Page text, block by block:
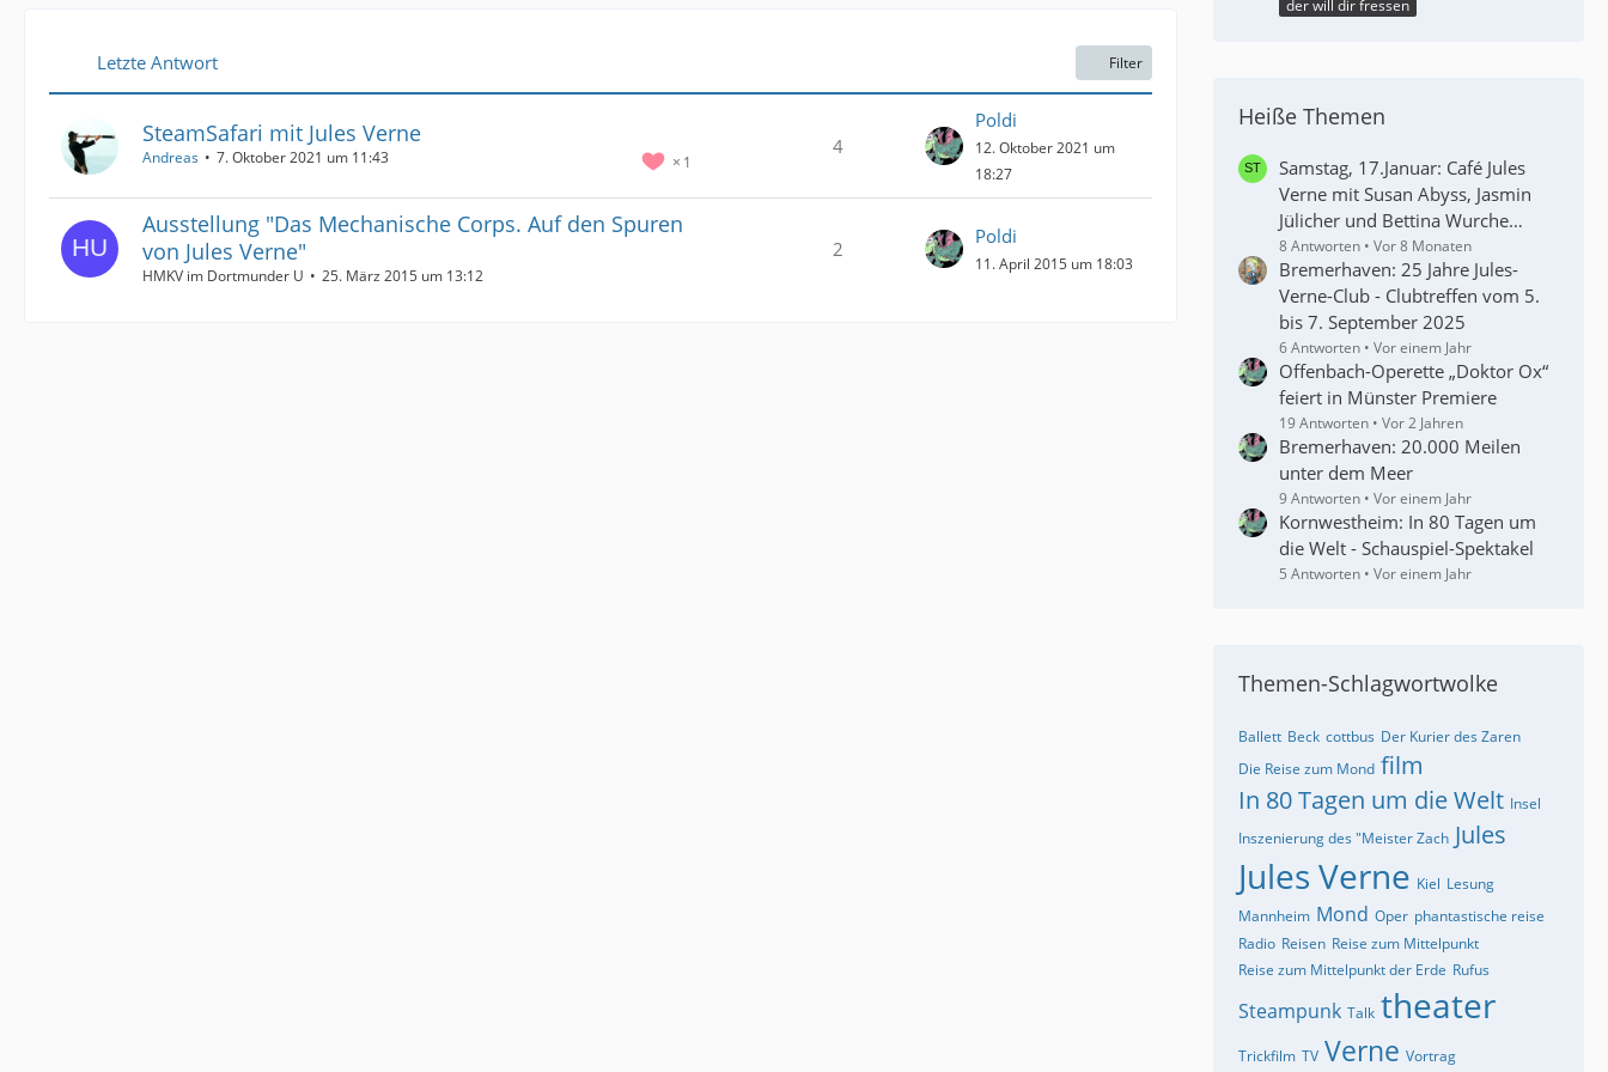
Letzte Antwort Filter
SteamSafari mit Jules Verne
1
Andreas 7. Oktober 2021 um 11:43 4
Poldi
12. Oktober 2021 um
18:27
Ausstellung "Das Mechanische Corps. Auf den Spuren
von Jules Verne"
HMKV im Dortmunder U 25. März 2015 um 13:12
2
Poldi
11. April 2015 um 18:03
der will dir fressen
Heiße Themen
Samstag, 17.Januar: Café Jules
Verne mit Susan Abyss, Jasmin
Jülicher und Bettina Wurche…
8 Antworten Vor 8 Monaten
Bremerhaven: 25 Jahre Jules-
Verne-Club - Clubtreffen vom 5.
bis 7. September 2025
6 Antworten Vor einem Jahr
Offenbach-Operette „Doktor Ox“
feiert in Münster Premiere
19 Antworten Vor 2 Jahren
Bremerhaven: 20.000 Meilen
unter dem Meer
9 Antworten Vor einem Jahr
Kornwestheim: In 80 Tagen um
die Welt - Schauspiel-Spektakel
5 Antworten Vor einem Jahr
Themen-Schlagwortwolke
Ballett Beck cottbus Der Kurier des Zaren
Die Reise zum Mond film
In 80 Tagen um die Welt Insel
Inszenierung des "Meister Zach Jules
Jules Verne Kiel Lesung
Mannheim Mond Oper phantastische reise
Radio Reisen Reise zum Mittelpunkt
Reise zum Mittelpunkt der Erde Rufus
Steampunk Talk theater
Trickfilm TV Verne Vortrag